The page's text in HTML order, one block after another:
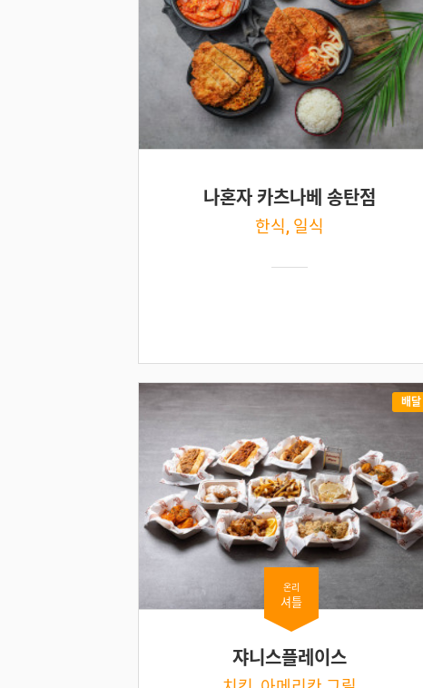
나혼자 카츠나베 송탄점
한식, 일식
배달
온리
셔틀
쟈니스플레이스